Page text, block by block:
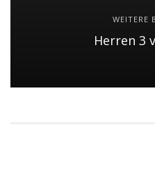
WEITERE
Herren 3